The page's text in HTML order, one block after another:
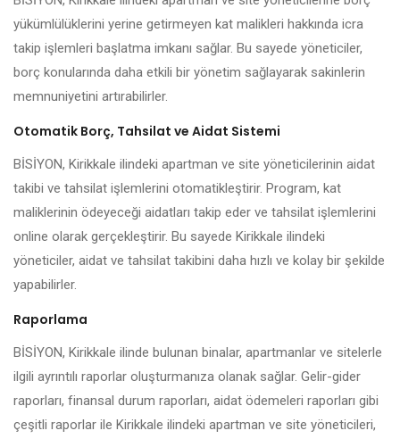
yükümlülüklerini yerine getirmeyen kat malikleri hakkında icra
takip işlemleri başlatma imkanı sağlar. Bu sayede yöneticiler,
borç konularında daha etkili bir yönetim sağlayarak sakinlerin
memnuniyetini artırabilirler.
Otomatik Borç, Tahsilat ve Aidat Sistemi
BİSİYON, Kirikkale ilindeki apartman ve site yöneticilerinin aidat
takibi ve tahsilat işlemlerini otomatikleştirir. Program, kat
maliklerinin ödeyeceği aidatları takip eder ve tahsilat işlemlerini
online olarak gerçekleştirir. Bu sayede Kirikkale ilindeki
yöneticiler, aidat ve tahsilat takibini daha hızlı ve kolay bir şekilde
yapabilirler.
Raporlama
BİSİYON, Kirikkale ilinde bulunan binalar, apartmanlar ve sitelerle
ilgili ayrıntılı raporlar oluşturmanıza olanak sağlar. Gelir-gider
raporları, finansal durum raporları, aidat ödemeleri raporları gibi
çeşitli raporlar ile Kirikkale ilindeki apartman ve site yöneticileri,